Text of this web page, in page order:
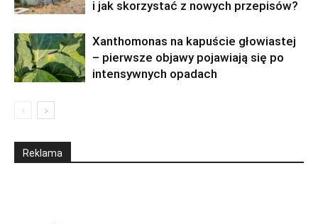
i jak skorzystać z nowych przepisów?
Xanthomonas na kapuście głowiastej
– pierwsze objawy pojawiają się po
intensywnych opadach
Reklama